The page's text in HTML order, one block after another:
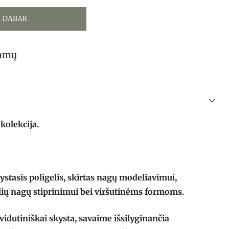
DABAR
poligelis, skirtas nagų modeliavimui,
nagų stiprinimui bei viršutinėms formoms.
skysta, savaime išsilyginančia